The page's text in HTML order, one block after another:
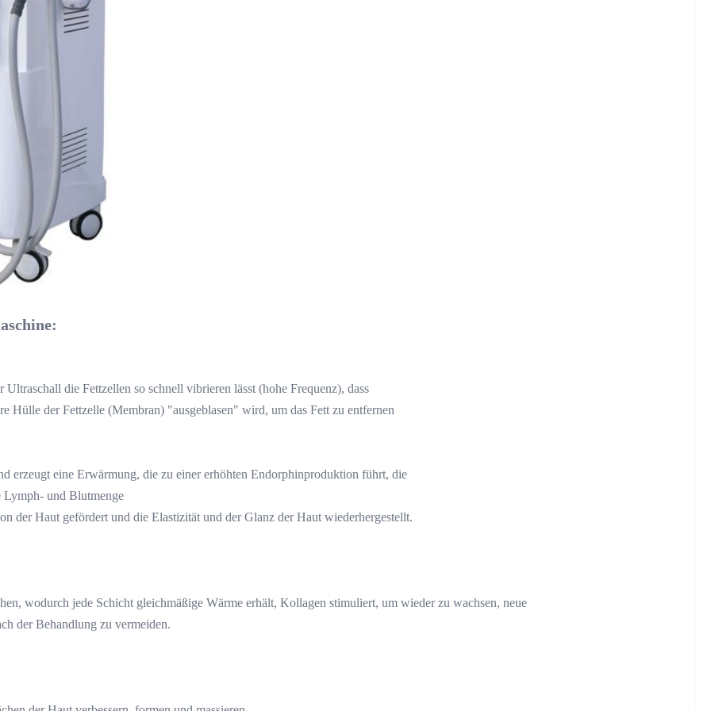
die Fettzellen so schnell vibrieren lässt (hohe Frequenz), dass
Hülle der Fettzelle (Membran) "ausgeblasen" wird, um das Fett zu entfernen
erzeugt eine Erwärmung, die zu einer erhöhten Endorphinproduktion führt, die
Lymph- und Blutmenge
der Haut gefördert und die Elastizität und der Glanz der Haut wiederhergestellt.
wodurch jede Schicht gleichmäßige Wärme erhält, Kollagen stimuliert, um wieder zu wachsen, neue
der Behandlung zu vermeiden.